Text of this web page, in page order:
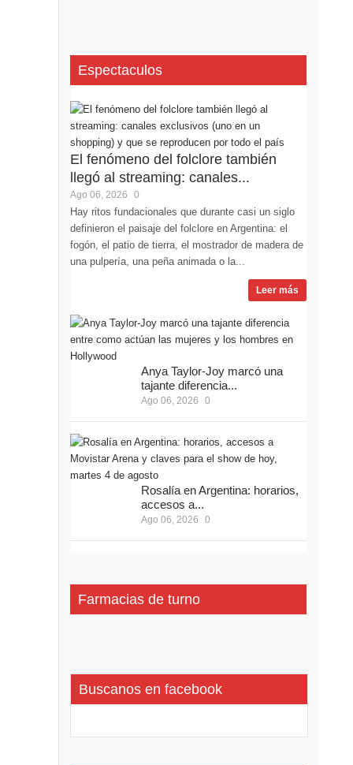
Espectaculos
El fenómeno del folclore también
llegó al streaming: canales...
Ago 06, 2026 0
Hay ritos fundacionales que durante casi un siglo
definieron el paisaje del folclore en Argentina: el
fogón, el patio de tierra, el mostrador de madera de
una pulpería, una peña animada o la...
Leer más
Anya Taylor-Joy marcó una
tajante diferencia...
Ago 06, 2026 0
Rosalía en Argentina: horarios,
accesos a...
Ago 06, 2026 0
Farmacias de turno
Buscanos en facebook